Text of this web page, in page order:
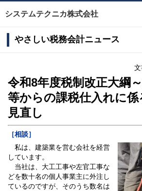
システムテクニカ株式会社
やさしい税務会計ニュース
令和8年度税制改正大綱
等からの課税仕入れに係
見直し
［相談］
私は、建築業を営む会社を経営
しています。
当社は、大工工事や左官工事な
どを数十名の個人事業主に外注し
ているのですが、そのうち数名は